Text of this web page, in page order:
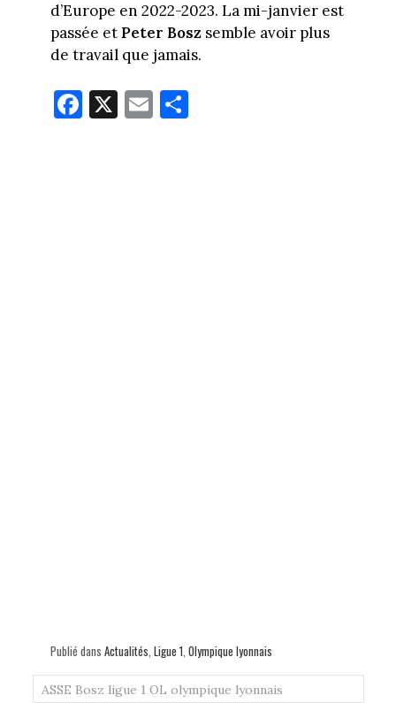
d’Europe en 2022-2023. La mi-janvier est
passée et Peter Boszsemble avoir plus
de travail que jamais.
Fa
ce
X E
m
Pa
rt
Publié dans Actualités Ligue 1 Olympique lyonnais
ASSE Bosz ligue 1 OL olympique lyonnais